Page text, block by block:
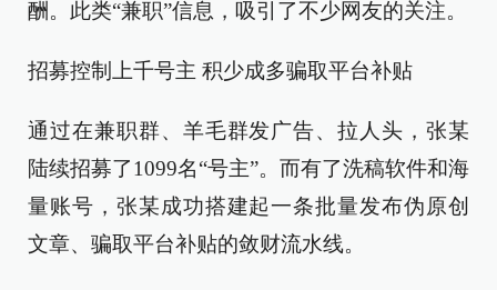
酬。此类“兼职”信息，吸引了不少网友的关注。
招募控制上千号主 积少成多骗取平台补贴
通过在兼职群、羊毛群发广告、拉人头，张某
陆续招募了1099名“号主”。而有了洗稿软件和海
量账号，张某成功搭建起一条批量发布伪原创
文章、骗取平台补贴的敛财流水线。